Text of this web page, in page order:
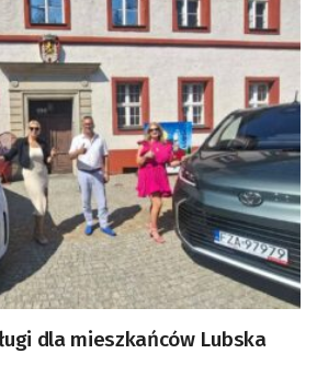
dla mieszkańców Lubska